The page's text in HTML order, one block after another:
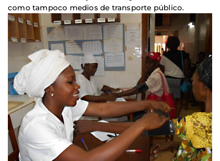
como tampoco medios de transporte público.